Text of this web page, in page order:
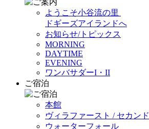
ようこそ小谷流の里
ドギーズアイランドへ
お知らせ/トピックス
MORNING
DAYTIME
EVENING
ワンバサダーI・II
ご宿泊
本館
ヴィラファースト / セカンド
ウォーターフォール